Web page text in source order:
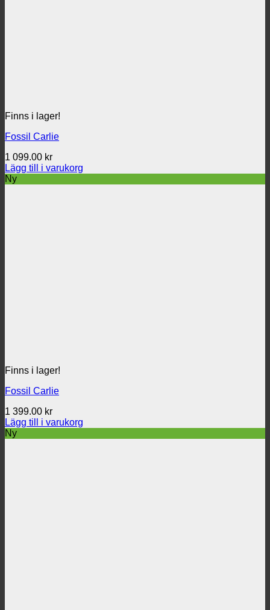
Finns i lager!
Fossil Carlie
1 099.00 kr
Lägg till i varukorg
Ny
Finns i lager!
Fossil Carlie
1 399.00 kr
Lägg till i varukorg
Ny